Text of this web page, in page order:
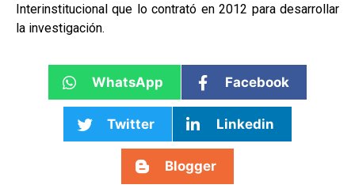
Interinstitucional que lo contrató en 2012 para desarrollar
la investigación.
WhatsApp Facebook
Twitter Linkedin
Blogger